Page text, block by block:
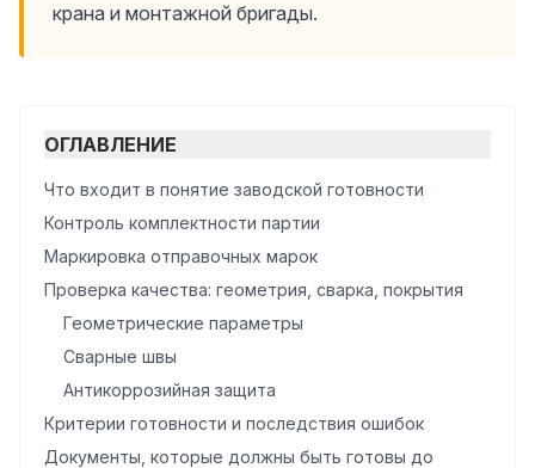
крана и монтажной бригады.
ОГЛАВЛЕНИЕ
Что входит в понятие заводской готовности
Контроль комплектности партии
Маркировка отправочных марок
Проверка качества: геометрия, сварка, покрытия
Геометрические параметры
Сварные швы
Антикоррозийная защита
Критерии готовности и последствия ошибок
Документы, которые должны быть готовы до